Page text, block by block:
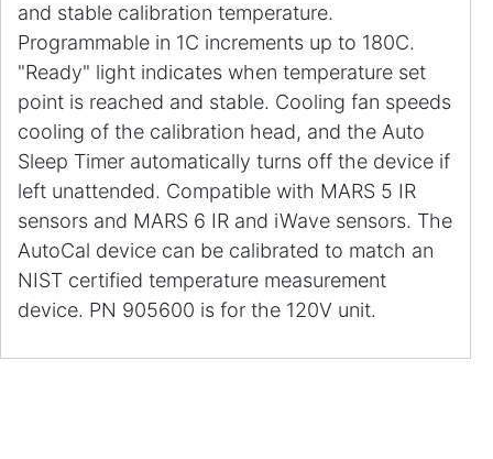
and stable calibration temperature.
Programmable in 1C increments up to 180C.
"Ready" light indicates when temperature set
point is reached and stable. Cooling fan speeds
cooling of the calibration head, and the Auto
Sleep Timer automatically turns off the device if
left unattended. Compatible with MARS 5 IR
sensors and MARS 6 IR and iWave sensors. The
AutoCal device can be calibrated to match an
NIST certified temperature measurement
device. PN 905600 is for the 120V unit.